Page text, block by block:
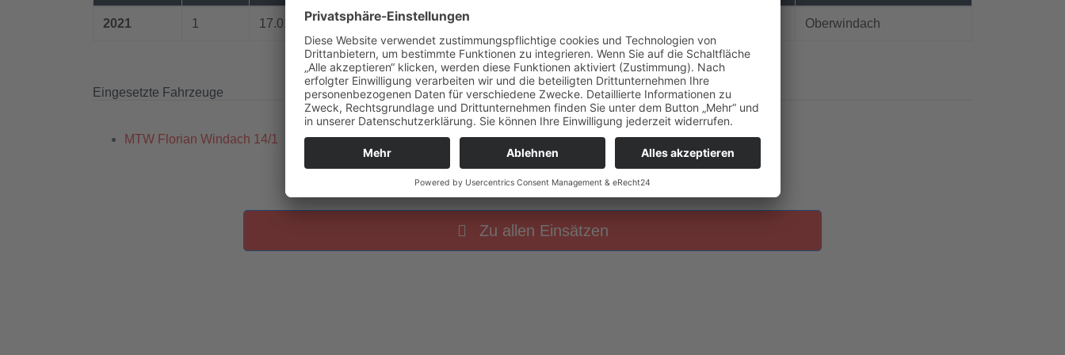
2021 1 17.01.2021 00:48 Uhr Oberwindach
Eingesetzte Fahrzeuge
MTW Florian Windach 14/1
Zu allen Einsätzen